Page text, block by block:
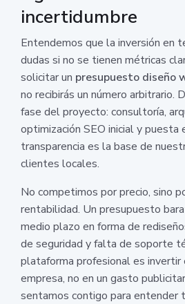
incertidumbre
Entendemos que la inversión en
dudas si no se tienen métricas
solicitar un presupuesto diseño
no recibirás un número arbitrario.
fase del proyecto: consultoría,
optimización SEO inicial y puesta
transparencia es la base de
clientes locales.
No competimos por precio, sino
rentabilidad. Un presupuesto
medio plazo en forma de
de seguridad y falta de soporte
plataforma profesional es invertir
empresa, no en un gasto
sentamos contigo para entender